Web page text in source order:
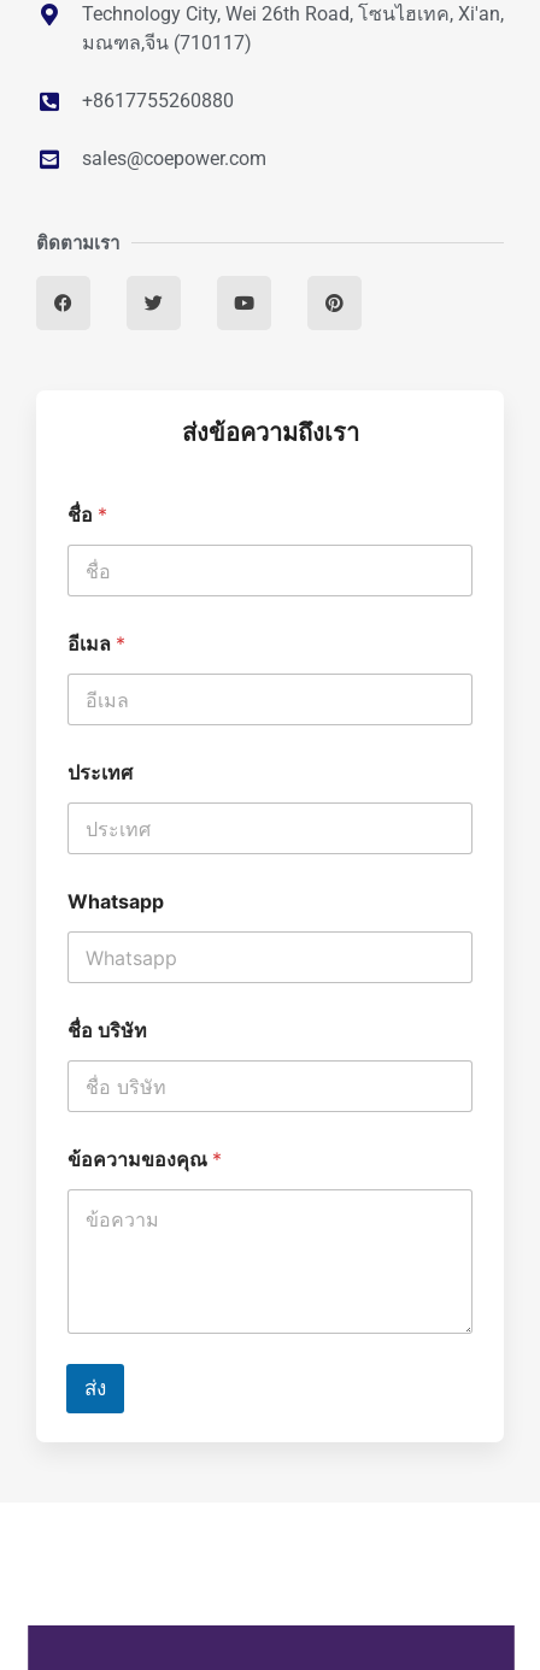
Technology City, Wei 26th Road, โซนไฮเทค, Xi'an,
มณฑล,จีน (710117)
+8617755260880
sales@coepower.com
ติดตามเรา
ส่งข้อความถึงเรา
ชื่อ *
อีเมล *
อ
*
อ
อ
ง
คุ
ประเทศ
Whatsapp
ชื่อ บริษัท
ข้อความของคุณ *
ส่ง